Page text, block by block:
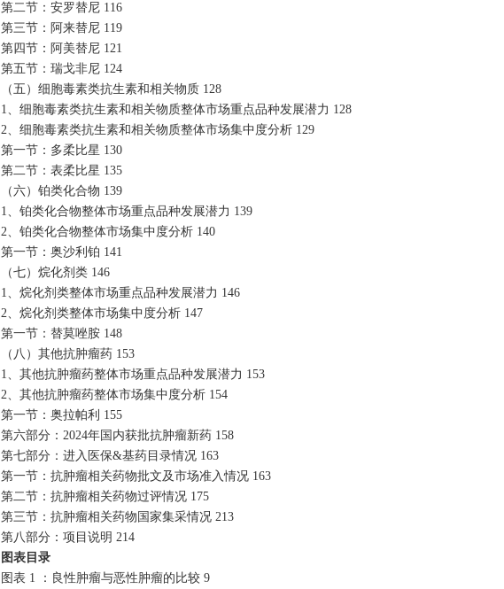
第二节：安罗替尼 116
第三节：阿来替尼 119
第四节：阿美替尼 121
第五节：瑞戈非尼 124
（五）细胞毒素类抗生素和相关物质 128
1、细胞毒素类抗生素和相关物质整体市场重点品种发展潜力 128
2、细胞毒素类抗生素和相关物质整体市场集中度分析 129
第一节：多柔比星 130
第二节：表柔比星 135
（六）铂类化合物 139
1、铂类化合物整体市场重点品种发展潜力 139
2、铂类化合物整体市场集中度分析 140
第一节：奥沙利铂 141
（七）烷化剂类 146
1、烷化剂类整体市场重点品种发展潜力 146
2、烷化剂类整体市场集中度分析 147
第一节：替莫唑胺 148
（八）其他抗肿瘤药 153
1、其他抗肿瘤药整体市场重点品种发展潜力 153
2、其他抗肿瘤药整体市场集中度分析 154
第一节：奥拉帕利 155
第六部分： 2024年国内获批抗肿瘤新药 158
第七部分：进入医保&基药目录情况 163
第一节：抗肿瘤相关药物批文及市场准入情况 163
第二节：抗肿瘤相关药物过评情况 175
第三节：抗肿瘤相关药物国家集采情况 213
第八部分：项目说明 214
图表目录
图表 1 ：良性肿瘤与恶性肿瘤的比较 9